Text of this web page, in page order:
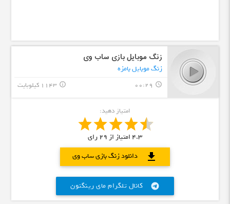
زنگ موبایل بازی ساب وی
زنگ موبایل بامزه
query_builder
00:29 1143 کیلوبایت info_outline
امتیاز دهید:
4.3 امتیاز از29رای
دانلود زنگ بازی ساب وی
download
کانال تلگرام مای رینگتون telegram